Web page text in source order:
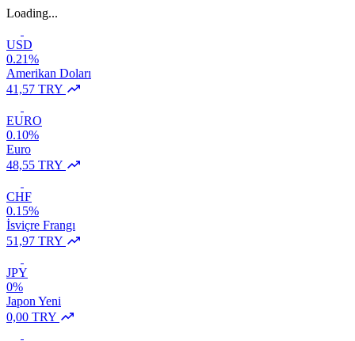
Loading...
USD
0.21%
Amerikan Doları
41,57 TRY
EURO
0.10%
Euro
48,55 TRY
CHF
0.15%
İsviçre Frangı
51,97 TRY
JPY
0%
Japon Yeni
0,00 TRY